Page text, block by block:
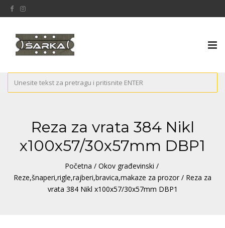
Reza za vrata 384 Nikl
x100x57/30x57mm DBP1
Početna / Okov građevinski /
Reze,šnaperi,rigle,rajberi,bravica,makaze za prozor / Reza za
vrata 384 Nikl x100x57/30x57mm DBP1